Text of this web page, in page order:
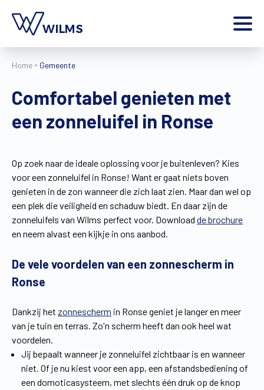
Home
Producten
Contact
Extra
Jobs
Wilms World
NL
Home Gemeente
Comfortabel genieten met
een zonneluifel in Ronse
Op zoek naar de ideale oplossing voor je buitenleven? Kies
voor een zonneluifel in Ronse! Want er gaat niets boven
genieten in de zon wanneer die zich laat zien. Maar dan wel op
een plek die veiligheid en schaduw biedt. En daar zijn de
zonneluifels van Wilms perfect voor. Download de brochure
en neem alvast een kijkje in ons aanbod.
De vele voordelen van een zonnescherm in
Ronse
Dankzij het zonnescherm in Ronse geniet je langer en meer
van je tuin en terras. Zo'n scherm heeft dan ook heel wat
voordelen.
Jij bepaalt wanneer je zonneluifel zichtbaar is en wanneer
niet. Of je nu kiest voor een app, een afstandsbediening of
een domoticasysteem, met slechts één druk op de knop